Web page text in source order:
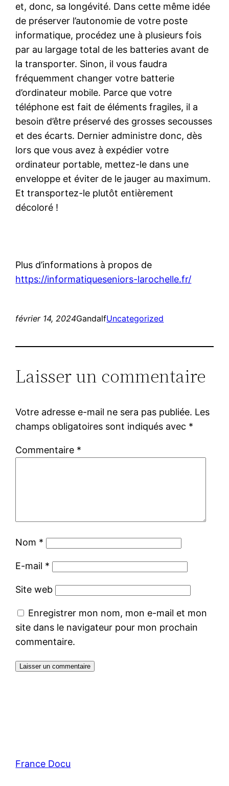
et, donc, sa longévité. Dans cette même idée
de préserver l’autonomie de votre poste
informatique, procédez une à plusieurs fois
par au largage total de les batteries avant de
la transporter. Sinon, il vous faudra
fréquemment changer votre batterie
d’ordinateur mobile. Parce que votre
téléphone est fait de éléments fragiles, il a
besoin d’être préservé des grosses secousses
et des écarts. Dernier administre donc, dès
lors que vous avez à expédier votre
ordinateur portable, mettez-le dans une
enveloppe et éviter de le jauger au maximum.
Et transportez-le plutôt entièrement
décoloré !
Plus d’informations à propos de
https://informatiqueseniors-larochelle.fr/
février 14, 2024GandalfUncategorized
Laisser un commentaire
Votre adresse e-mail ne sera pas publiée. Les
champs obligatoires sont indiqués avec *
Commentaire *
Nom *
E-mail *
Site web
Enregistrer mon nom, mon e-mail et mon
site dans le navigateur pour mon prochain
commentaire.
France Docu